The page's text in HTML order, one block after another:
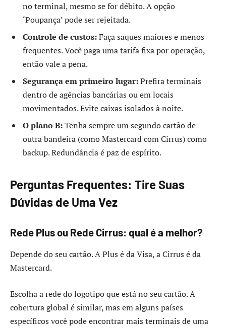
no terminal, mesmo se for débito. A opção
‘Poupança’ pode ser rejeitada.
Controle de custos:Faça saques maiores e menos
frequentes. Você paga uma tarifa fixa por operação,
então vale a pena.
Segurança em primeiro lugar:Prefira terminais
dentro de agências bancárias ou em locais
movimentados. Evite caixas isolados à noite.
O plano B:Tenha sempre um segundo cartão de
outra bandeira (como Mastercard com Cirrus) como
backup. Redundância é paz de espírito.
Perguntas Frequentes: Tire Suas
Dúvidas de Uma Vez
Rede Plus ou Rede Cirrus: qual é a melhor?
Depende do seu cartão. A Plus é da Visa, a Cirrus é da
Mastercard.
Escolha a rede do logotipo que está no seu cartão. A
cobertura global é similar, mas em alguns países
específicos você pode encontrar mais terminais de uma